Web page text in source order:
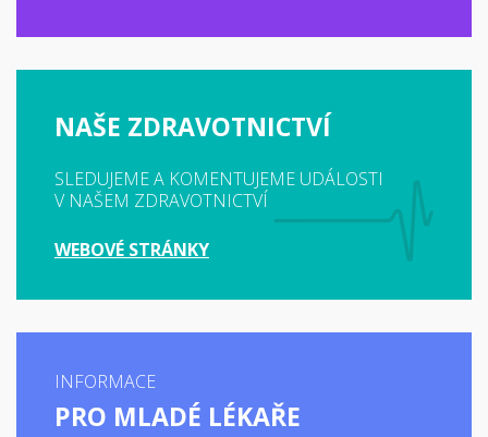
NAŠE ZDRAVOTNICTVÍ
SLEDUJEME A KOMENTUJEME UDÁLOSTI
V NAŠEM ZDRAVOTNICTVÍ
WEBOVÉ STRÁNKY
INFORMACE
PRO MLADÉ LÉKAŘE